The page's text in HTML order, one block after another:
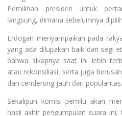
Pemilihan presiden untuk
langsung, dimana sebelumnya
Erdogan menyampaikan pada
yang ada dilupakan baik dari segi
bahwa sikapnya saat ini lebih
atau rekonsiliasi, serta juga
dan cenderung jauh dari popularitas.
Sekalipun komisi pemilu akan
hasil akhir pengumpulan suara